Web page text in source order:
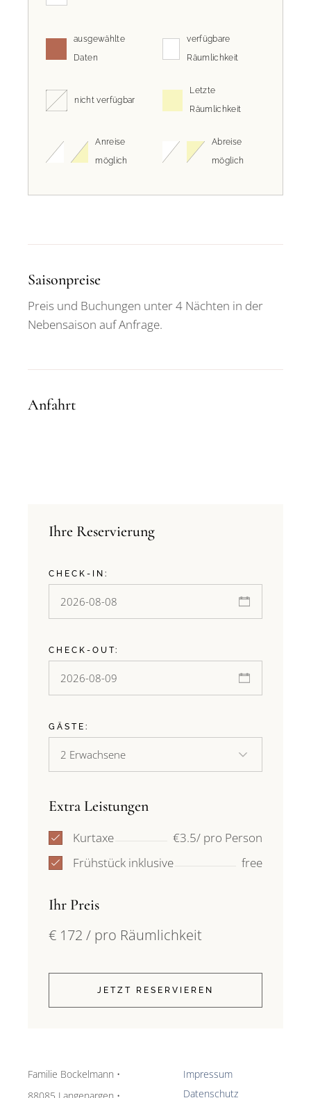
ausgewählte
Daten
verfügbare
Räumlichkeit
nicht verfügbar
Letzte
Räumlichkeit
Anreise
möglich
Abreise
möglich
Saisonpreise
Preis und Buchungen unter 4 Nächten in der
Nebensaison auf Anfrage.
Anfahrt
Ihre Reservierung
CHECK-IN:
CHECK-OUT:
GÄSTE:
Extra Leistungen
Kurtaxe
€3.5/ pro Person
Frühstück inklusive
free
Ihr Preis
€ 172 / pro Räumlichkeit
JETZT RESERVIEREN
Familie Bockelmann •
Impressum
Datenschutz